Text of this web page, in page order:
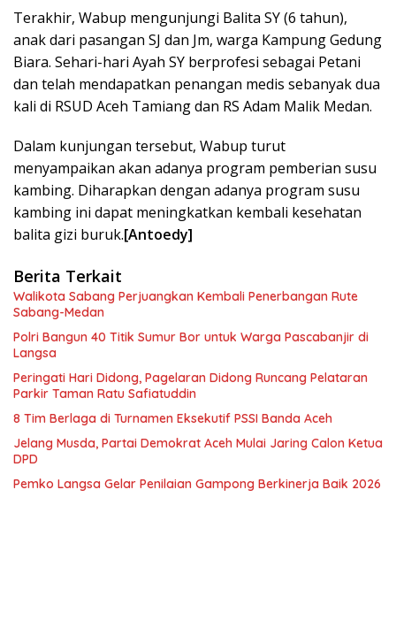
Terakhir, Wabup mengunjungi Balita SY (6 tahun),
anak dari pasangan SJ dan Jm, warga Kampung Gedung
Biara. Sehari-hari Ayah SY berprofesi sebagai Petani
dan telah mendapatkan penangan medis sebanyak dua
kali di RSUD Aceh Tamiang dan RS Adam Malik Medan.
Dalam kunjungan tersebut, Wabup turut
menyampaikan akan adanya program pemberian susu
kambing. Diharapkan dengan adanya program susu
kambing ini dapat meningkatkan kembali kesehatan
balita gizi buruk.[Antoedy]
Berita Terkait
Walikota Sabang Perjuangkan Kembali Penerbangan Rute
Sabang-Medan
Polri Bangun 40 Titik Sumur Bor untuk Warga Pascabanjir di
Langsa
Peringati Hari Didong, Pagelaran Didong Runcang Pelataran
Parkir Taman Ratu Safiatuddin
8 Tim Berlaga di Turnamen Eksekutif PSSI Banda Aceh
Jelang Musda, Partai Demokrat Aceh Mulai Jaring Calon Ketua
DPD
Pemko Langsa Gelar Penilaian Gampong Berkinerja Baik 2026